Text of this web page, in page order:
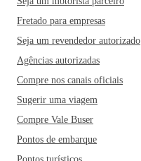
Fretado para empresas
Seja um revendedor autorizado
Agências autorizadas
Compre nos canais oficiais
Sugerir uma viagem
Compre Vale Buser
Pontos de embarque